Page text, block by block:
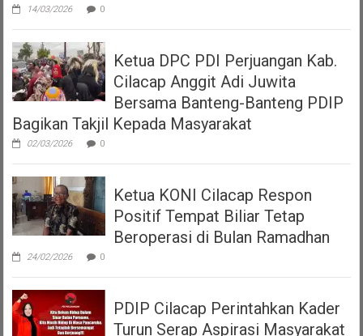
14/03/2026 0
Ketua DPC PDI Perjuangan Kab.
Cilacap Anggit Adi Juwita
Bersama Banteng-Banteng PDIP
Bagikan Takjil Kepada Masyarakat
02/03/2026 0
Ketua KONI Cilacap Respon
Positif Tempat Biliar Tetap
Beroperasi di Bulan Ramadhan
24/02/2026 0
PDIP Cilacap Perintahkan Kader
Turun Serap Aspirasi Masyarakat